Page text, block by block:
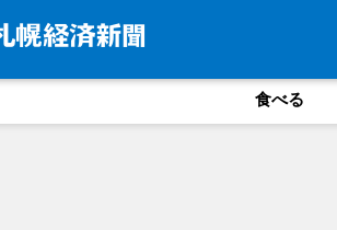
食べる